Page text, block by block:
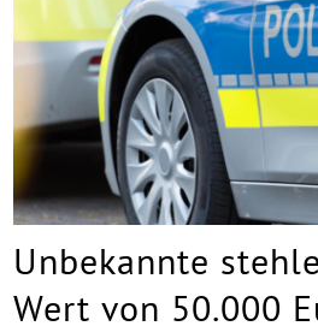
Unbekannte
Wert von 50.000